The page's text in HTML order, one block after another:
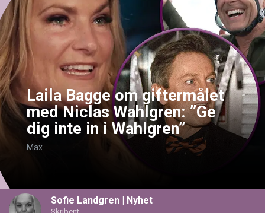
Laila Bagge om giftermålet
med Niclas Wahlgren: ”Ge
dig inte in i Wahlgren”
Max
Sofie Landgren | Nyhet